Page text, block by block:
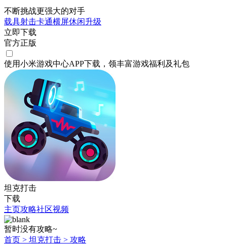
不断挑战更强大的对手
载具射击卡通横屏休闲升级
立即下载
官方正版
使用小米游戏中心APP下载 ，领丰富游戏福利 及礼包
坦克打击
下载
主页攻略社区视频
暂时没有攻略~
首页 > 坦克打击 > 攻略